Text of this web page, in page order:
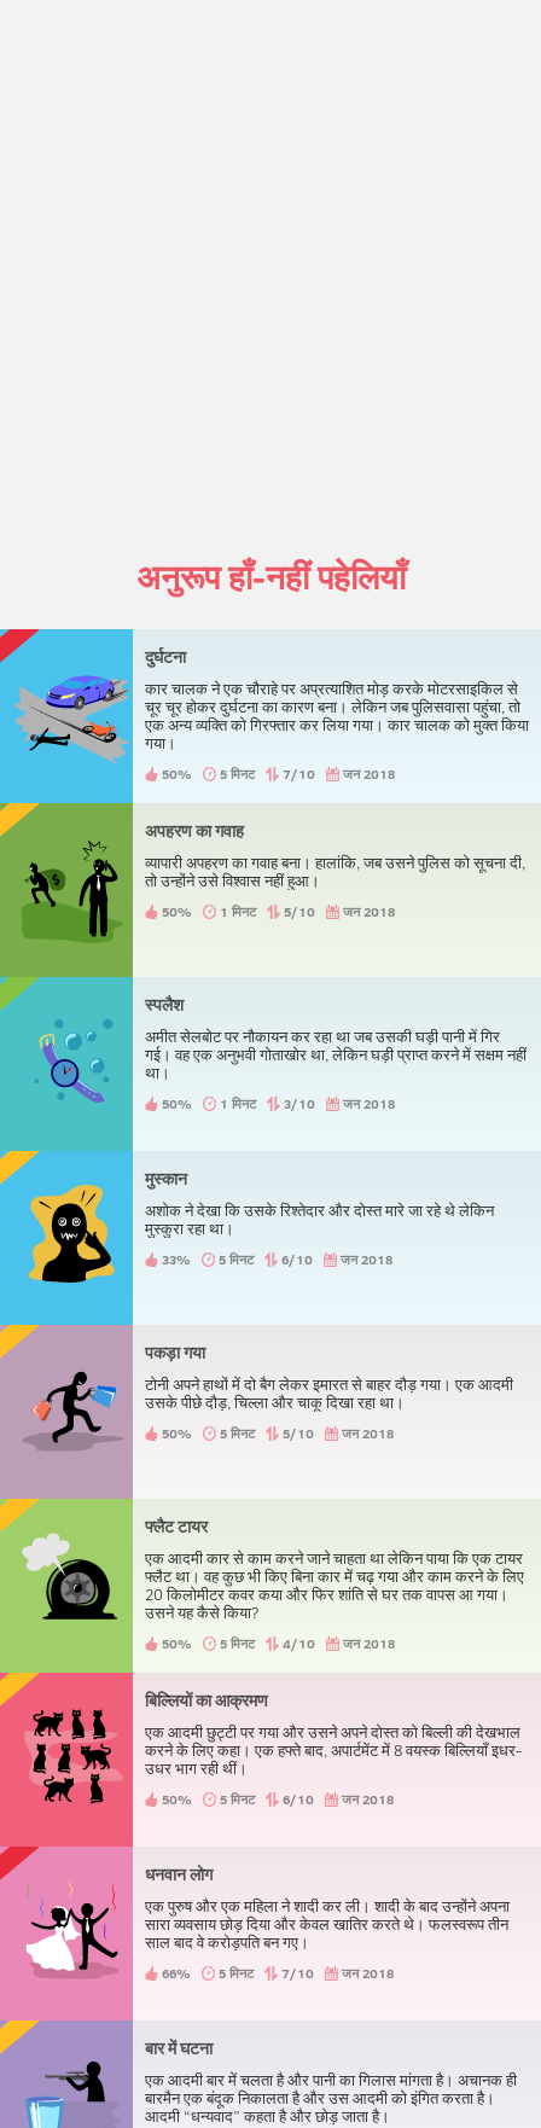
अनुरूप हाँ-नहीं पहेलियाँ
दुर्घटना
कार चालक ने एक चौराहे पर अप्रत्याशित मोड़ करके मोटरसाइकिल से
चूर चूर होकर दुर्घटना का कारण बना। लेकिन जब पुलिसवासा पहुंचा, तो
एक अन्य व्यक्ति को गिरफ्तार कर लिया गया। कार चालक को मुक्त किया
गया।
50% 5 मिनट 7/10 जन 2018
अपहरण का गवाह
व्यापारी अपहरण का गवाह बना। हालांकि, जब उसने पुलिस को सूचना दी,
तो उन्होंने उसे विश्वास नहीं हुआ।
50% 1 मिनट 5/10 जन 2018
स्पलैश
अमीत सेलबोट पर नौकायन कर रहा था जब उसकी घड़ी पानी में गिर
गई। वह एक अनुभवी गोताखोर था, लेकिन घड़ी प्राप्त करने में सक्षम नहीं
था।
50% 1 मिनट 3/10 जन 2018
मुस्कान
अशोक ने देखा कि उसके रिश्तेदार और दोस्त मारे जा रहे थे लेकिन
मुस्कुरा रहा था।
33% 5 मिनट 6/10 जन 2018
पकड़ा गया
टोनी अपने हाथों में दो बैग लेकर इमारत से बाहर दौड़ गया। एक आदमी
उसके पीछे दौड़, चिल्ला और चाकू दिखा रहा था।
50% 5 मिनट 5/10 जन 2018
फ्लैट टायर
एक आदमी कार से काम करने जाने चाहता था लेकिन पाया कि एक टायर
फ्लैट था। वह कुछ भी किए बिना कार में चढ़ गया और काम करने के लिए
20 किलोमीटर कवर कया और फिर शांति से घर तक वापस आ गया।
उसने यह कैसे किया?
50% 5 मिनट 4/10 जन 2018
बिल्लियों का आक्रमण
एक आदमी छुट्टी पर गया और उसने अपने दोस्त को बिल्ली की देखभाल
करने के लिए कहा। एक हफ्ते बाद, अपार्टमेंट में 8 वयस्क बिल्लियाँ इधर-
उधर भाग रही थीं।
50% 5 मिनट 6/10 जन 2018
धनवान लोग
एक पुरुष और एक महिला ने शादी कर ली। शादी के बाद उन्होंने अपना
सारा व्यवसाय छोड़ दिया और केवल खातिर करते थे। फलस्वरूप तीन
साल बाद वे करोड़पति बन गए।
66% 5 मिनट 7/10 जन 2018
बार में घटना
एक आदमी बार में चलता है और पानी का गिलास मांगता है। अचानक ही
बारमैन एक बंदूक निकालता है और उस आदमी को इंगित करता है।
आदमी “धन्यवाद” कहता है और छोड़ जाता है।